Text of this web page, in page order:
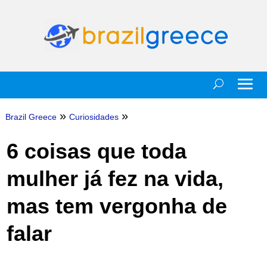
Brazil Greece » Curiosidades »
6 coisas que toda
mulher já fez na vida,
mas tem vergonha de
falar